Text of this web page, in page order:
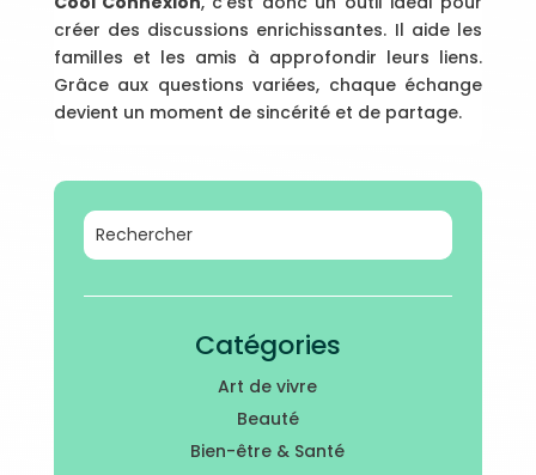
créer des discussions enrichissantes. Il aide les
familles et les amis à approfondir leurs liens.
Grâce aux questions variées, chaque échange
devient un moment de sincérité et de partage.
Catégories
Art de vivre
Beauté
Bien-être & Santé